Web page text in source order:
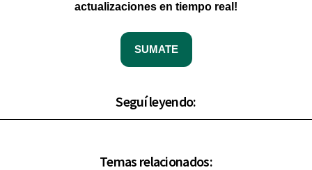
actualizaciones en tiempo real!
SUMATE
Seguí leyendo:
Temas relacionados: